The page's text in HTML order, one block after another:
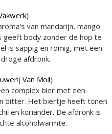
)
van mandarijn, mango
geeft body zonder de hop te
is sappig en romig, met een
afdronk.
Van Moll)
complex bier met een
bitter. Het biertje heeft tonen
en koriander. De afdronk is
alcoholwarmte.